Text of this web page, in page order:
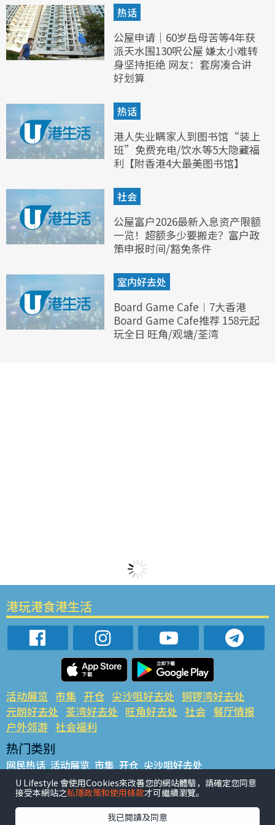
热话
公屋申请｜60岁岳母苦等4年获
派天水围130呎公屋 嫌太小难转
身坚持拒绝 网友：套房凑合讲
好划算
热话
港人失业瞒家人到图书馆“装上
班”免费充电/饮水等5大隐藏福
利【附香港4大最美图书馆】
社会
公屋富户2026最新入息资产限额
一览！超额多少要搬走？富户政
策申报时间/豁免条件
室内好去处
Board Game Cafe︱7大香港
Board Game Cafe推荐 158元起
玩全日 旺角/观塘/荃湾
港玩港食港生活
活动展览 市集 开仓 尖沙咀好去处 铜锣湾好去处
元朗好去处 荃湾好去处 旺角好去处 社会 餐厅情报
户外郊游 社会福利
热门类别
网民热话 活动展览 市集 开仓 尖沙咀好去处
铜锣湾好去处 元朗好去处 荃湾好去处 旺角好去处 社会
餐厅情报 户外郊游
热门标签
U Lifestyle 會使用Cookies來改善您的網站體驗，請確定您同意
接受本網站之私隱政策和使用條款才可繼續瀏覽。
我已閱讀及同意